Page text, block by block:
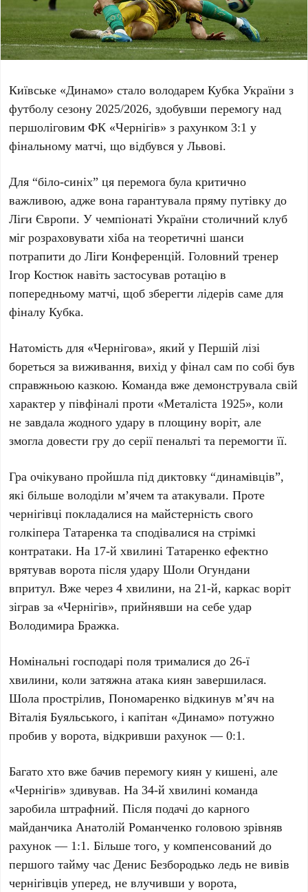
Київське «Динамо» стало володарем Кубка України з
футболу сезону2025/2026, здобувши перемогу над
першоліговимФК «Чернігів» з рахунком3:1 у
фінальному матчі, що відбувся уЛьвові.
Для “біло-синіх” ця перемога була критично
важливою, адже вона гарантувала пряму путівку до
Ліги Європи. У чемпіонаті України столичний клуб
міг розраховувати хіба на теоретичні шанси
потрапити до Ліги Конференцій. Головний тренер
Ігор Костюк навіть застосував ротацію в
попередньому матчі, щоб зберегти лідерів саме для
фіналу Кубка.
Натомість для «Чернігова», який у Першій лізі
бореться за виживання, вихід у фінал сам по собі був
справжньою казкою. Команда вже демонструвала свій
характер у півфіналі проти «Металіста 1925», коли
не завдала жодного удару в площину воріт, але
змогла довести гру до серії пенальті та перемогти її.
Гра очікувано пройшла під диктовку “динамівців”,
які більше володіли м’ячем та атакували. Проте
чернігівці покладалися на майстерність свого
голкіпераТатаренка та сподівалися на стрімкі
контратаки. На 17-й хвилиніТатаренко ефектно
врятував ворота після ударуШоли Огундани
впритул. Вже через4 хвилини, на21-й, каркас воріт
зіграв за «Чернігів», прийнявши на себе удар
Володимира Бражка.
Номінальні господарі поля трималися до26-ї
хвилини, коли затяжна атака киян завершилася.
Шола прострілив,Пономаренко відкинув м’яч на
Віталія Буяльського, і капітан «Динамо» потужно
пробив у ворота, відкривши рахунок— 0:1.
Багато хто вже бачив перемогу киян у кишені, але
«Чернігів» здивував. На34-й хвилині команда
заробила штрафний. Після подачі до карного
майданчикаАнатолій Романченко головою зрівняв
рахунок— 1:1. Більше того, у компенсований до
першого тайму часДенис Безбородько ледь не вивів
чернігівців уперед, не влучивши у ворота,